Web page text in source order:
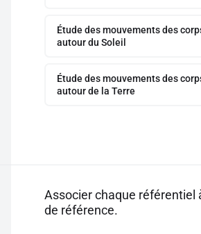
Étude des mouvements des
autour du Soleil
Étude des mouvements des
autour de la Terre
Associer chaque référentiel
de référence.